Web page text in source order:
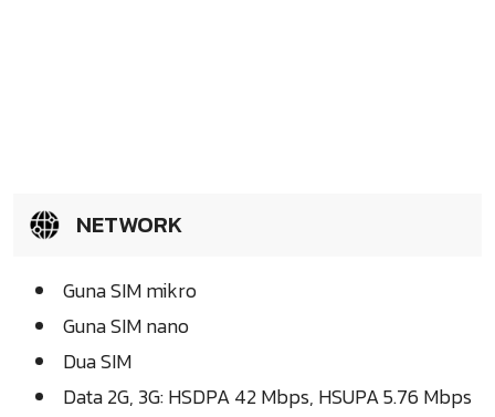
NETWORK
Guna SIM mikro
Guna SIM nano
Dua SIM
Data 2G, 3G: HSDPA 42 Mbps, HSUPA 5.76 Mbps